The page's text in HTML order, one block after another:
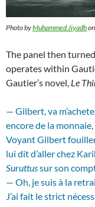
Photo byMuhammed Jiyadhon
The panel then
operates within
Gautier’s novel, Le
— Gilbert, va
encore de la monnaie,
Voyant Gilbert
lui dit d’aller chez
Suruttussur son
— Oh, je suis à la
J’ai fait le strict